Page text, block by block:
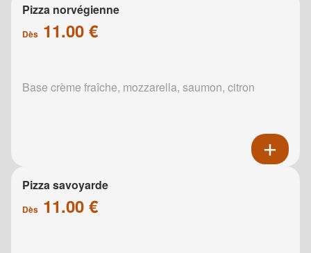
Pizza norvégienne
Dès 11.00 €
Base crème fraîche, mozzarella, saumon, citron
Pizza savoyarde
Dès 11.00 €